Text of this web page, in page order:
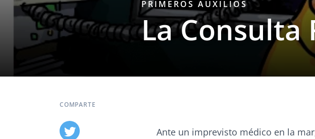
PRIMEROS AUXILIOS
La Consulta
COMPARTE
Ante un imprevisto médico en la